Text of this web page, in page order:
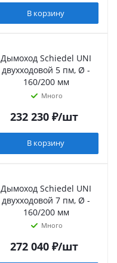
В корзину
Дымоход Schiedel UNI
двухходовой 5 пм, Ø -
160/200 мм
Много
232 230₽/шт
В корзину
Дымоход Schiedel UNI
двухходовой 7 пм, Ø -
160/200 мм
Много
272 040₽/шт